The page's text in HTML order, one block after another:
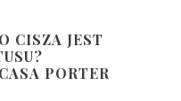
CISZA JEST
PORTER